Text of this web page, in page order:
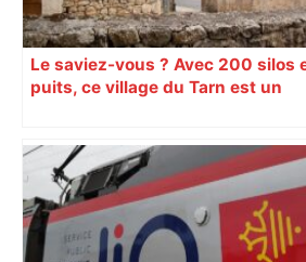
Le saviez-vous ? Avec 200 silos
puits, ce village du Tarn est un